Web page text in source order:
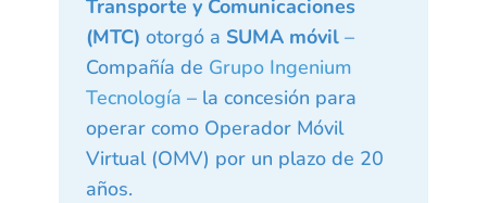
Transporte y Comunicaciones
(MTC) otorgó a SUMA móvil–
Compañía de Grupo Ingenium
Tecnología – la concesión para
operar como Operador Móvil
Virtual (OMV) por un plazo de 20
años.